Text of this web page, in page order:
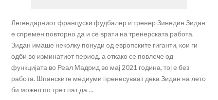
Легендарниот француски фудбалер и тренер Зинедин Зидан
е спремен повторно да и се врати на тренерската работа.
Зидан имаше неколку понуди од европските гиганти, кои ги
одби во изминатиот период, а откако се повлече од
функцијата во Реал Мадрид во мај 2021 година, тој е без
работа. Шпанските медиуми пренесуваат дека Зидан на лето
би можел по трет пат да …